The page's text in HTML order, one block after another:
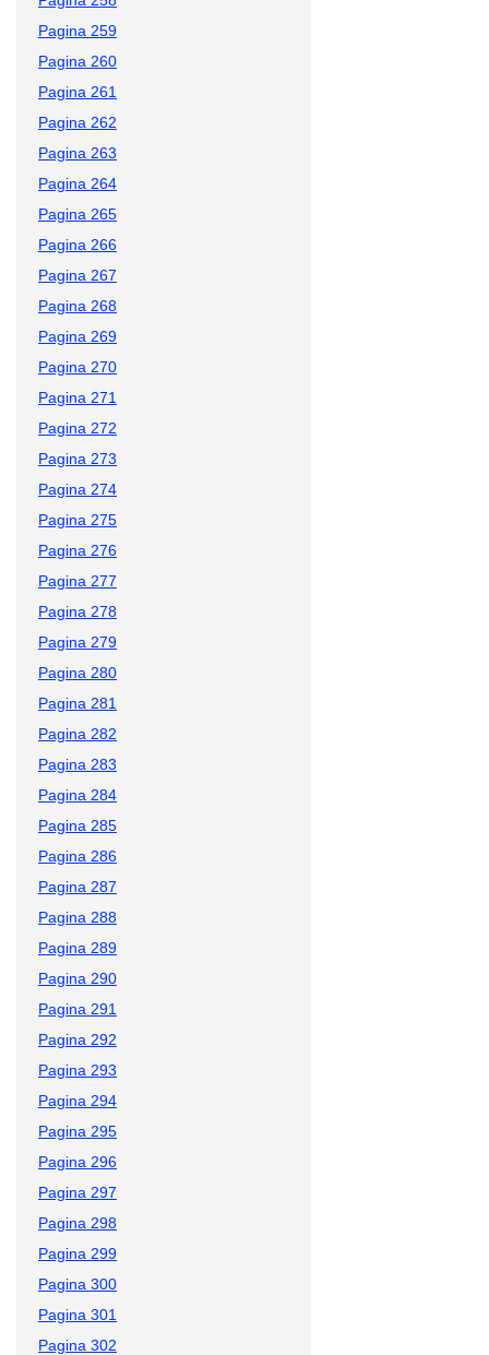
Pagina 259
Pagina 260
Pagina 261
Pagina 262
Pagina 263
Pagina 264
Pagina 265
Pagina 266
Pagina 267
Pagina 268
Pagina 269
Pagina 270
Pagina 271
Pagina 272
Pagina 273
Pagina 274
Pagina 275
Pagina 276
Pagina 277
Pagina 278
Pagina 279
Pagina 280
Pagina 281
Pagina 282
Pagina 283
Pagina 284
Pagina 285
Pagina 286
Pagina 287
Pagina 288
Pagina 289
Pagina 290
Pagina 291
Pagina 292
Pagina 293
Pagina 294
Pagina 295
Pagina 296
Pagina 297
Pagina 298
Pagina 299
Pagina 300
Pagina 301
Pagina 302